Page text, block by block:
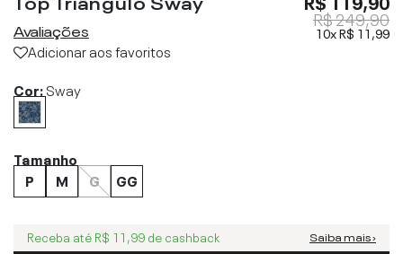
Avaliações
Adicionar aos favoritos
R$ 249,90
10xR$ 11,99
Cor:Sway
Tamanho
P
M G GG
Receba até R$ 11,99 de cashback Saiba mais ›